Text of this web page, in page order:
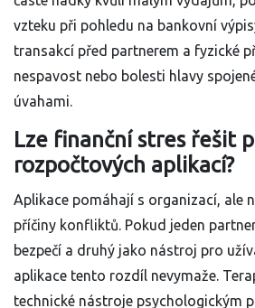
vzteku při pohledu na bankovní
transakcí před partnerem a fyzické
nespavost nebo bolesti hlavy
úvahami.
Lze finanční stres řešit
rozpočtových aplikací?
Aplikace pomáhají s organizací, ale
příčiny konfliktů. Pokud jeden
bezpečí a druhý jako nástroj pro
aplikace tento rozdíl nevymaže.
technické nástroje psychologickým